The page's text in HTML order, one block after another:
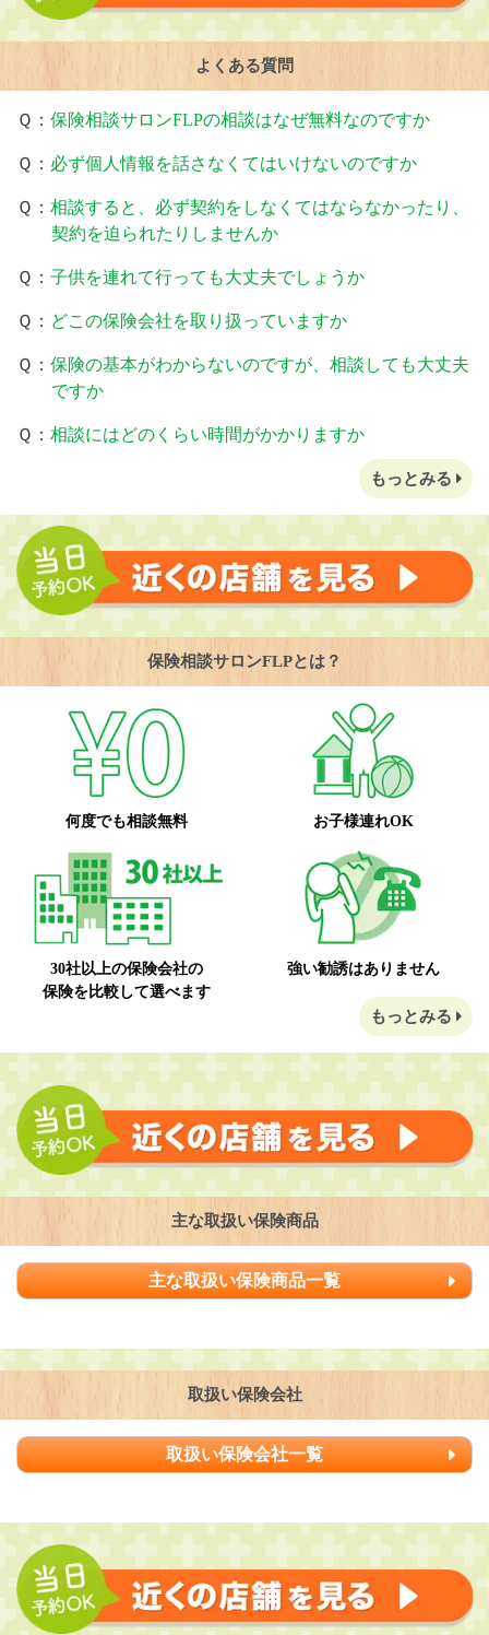
よくある質問
Ｑ： 保険相談サロンFLPの相談はなぜ無料なのですか
Ｑ： 必ず個人情報を話さなくてはいけないのですか
Ｑ： 相談すると、必ず契約をしなくてはならなかったり、
契約を迫られたりしませんか
Ｑ： 子供を連れて行っても大丈夫でしょうか
Ｑ： どこの保険会社を取り扱っていますか
Ｑ： 保険の基本がわからないのですが、相談しても大丈夫
ですか
Ｑ： 相談にはどのくらい時間がかかりますか
もっとみる
保険相談サロンFLPとは？
何度でも相談無料 お子様連れOK
30社以上の保険会社の
保険を比較して選べます
強い勧誘はありません
もっとみる
主な取扱い保険商品
主な取扱い保険商品一覧
取扱い保険会社
取扱い保険会社一覧